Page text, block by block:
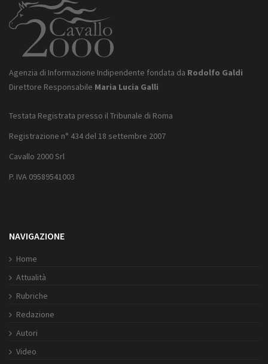
Agenzia di Informazione Indipendente fondata da Rodolfo Galdi
Direttore Responsabile Maria Lucia Galli
Testata Registrata presso il Tribunale di Roma
Registrazione n° 434 del 18 settembre 2007
Cavallo 2000 Srl
P. IVA 09589541003
NAVIGAZIONE
Home
Attualità
Rubriche
Redazione
Autori
Video